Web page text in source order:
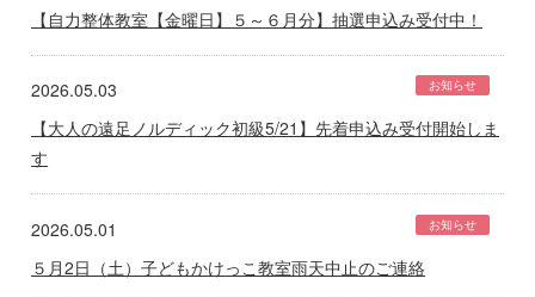
【自力整体教室【金曜日】５～６月分】抽選申込み受付中！
2026.05.03 お知らせ
【大人の遠足ノルディック初級5/21】先着申込み受付開始しま
す
2026.05.01 お知らせ
５月2日（土）子どもかけっこ教室雨天中止のご連絡